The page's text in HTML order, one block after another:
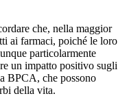
che, nella maggior
ai farmaci, poiché le loro
particolarmente
un impatto positivo sugli
BPCA, che possono
della vita.